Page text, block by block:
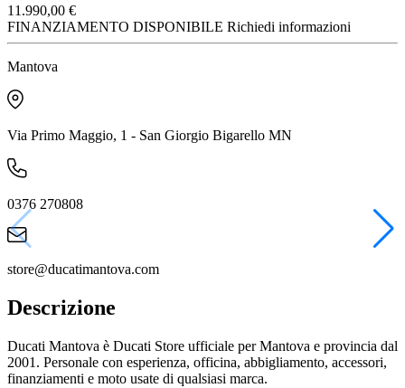
11.990,00 €
FINANZIAMENTO DISPONIBILE Richiedi informazioni
Mantova
Via Primo Maggio, 1 - San Giorgio Bigarello MN
0376 270808
store@ducatimantova.com
Descrizione
Ducati Mantova è Ducati Store ufficiale per Mantova e provincia dal
2001. Personale con esperienza, officina, abbigliamento, accessori,
finanziamenti e moto usate di qualsiasi marca.